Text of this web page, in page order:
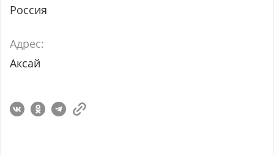
Россия
Адрес:
Аксай